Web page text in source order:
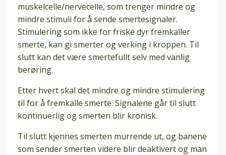
muskelcelle/nervecelle, som trenger mindre og
mindre stimuli for å sende smertesignaler.
Stimulering som ikke for friske dyr fremkaller
smerte, kan gi smerter og verking i kroppen. Til
slutt kan det være smertefullt selv med vanlig
berøring.
Etter hvert skal det mindre og mindre stimulering
til for å fremkalle smerte. Signalene går til slutt
kontinuerlig og smerten blir kronisk.
Til slutt kjennes smerten murrende ut, og banene
som sender smerten videre blir deaktivert og man